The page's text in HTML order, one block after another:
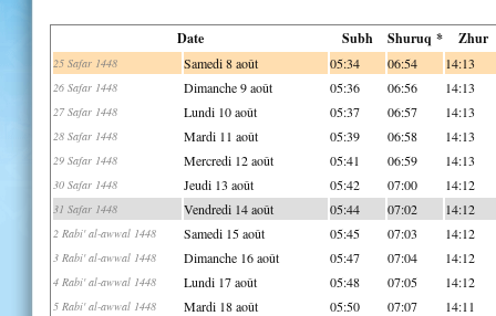
Date Subh Shuruq * Zhur
25 Safar 1448 Samedi 8 août 05:34 06:54 14:13
26 Safar 1448 Dimanche 9 août 05:36 06:56 14:13
27 Safar 1448 Lundi 10 août 05:37 06:57 14:13
28 Safar 1448 Mardi 11 août 05:39 06:58 14:13
29 Safar 1448 Mercredi 12 août 05:41 06:59 14:13
30 Safar 1448 Jeudi 13 août 05:42 07:00 14:12
31 Safar 1448 Vendredi 14 août 05:44 07:02 14:12
2 Rabi' al-awwal 1448 Samedi 15 août 05:45 07:03 14:12
3 Rabi' al-awwal 1448 Dimanche 16 août 05:47 07:04 14:12
4 Rabi' al-awwal 1448 Lundi 17 août 05:48 07:05 14:12
5 Rabi' al-awwal 1448 Mardi 18 août 05:50 07:07 14:11